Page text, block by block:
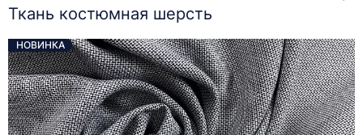
Ткань костюмная шерсть
НОВИНКА